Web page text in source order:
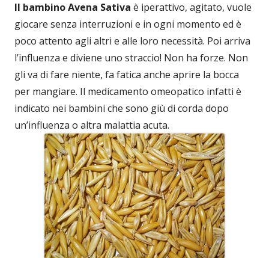
Il bambino Avena Sativa è iperattivo, agitato, vuole
giocare senza interruzioni e in ogni momento ed è
poco attento agli altri e alle loro necessità. Poi arriva
l’influenza e diviene uno straccio! Non ha forze. Non
gli va di fare niente, fa fatica anche aprire la bocca
per mangiare. Il medicamento omeopatico infatti è
indicato nei bambini che sono giù di corda dopo
un’influenza o altra malattia acuta.